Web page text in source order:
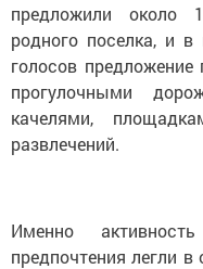
предложили около
родного поселка, и
голосов
прогулочными
качелями,
развлечений.
Именно
предпочтения легли